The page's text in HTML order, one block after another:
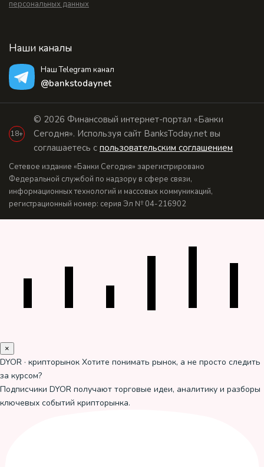
персональных данных
Наши каналы
Наш Telegram канал
@bankstodaynet
18+
© 2026 Финансовый интернет-портал «Банки
Сегодня». Используя сайт BanksToday.net вы
соглашаетесь с пользовательским соглашением
Сетевое издание «Банки Сегодня» зарегистрировано
Федеральной службой по надзору в сфере связи,
информационных технологий и массовых коммуникаций,
регистрационный номер: серия Эл № 04-216902
×
DYOR · крипторынок Хотите понимать рынок, а не просто следить
за курсом?
Подписчики DYOR получают торговые идеи, аналитику и разборы
ключевых событий крипторынка.